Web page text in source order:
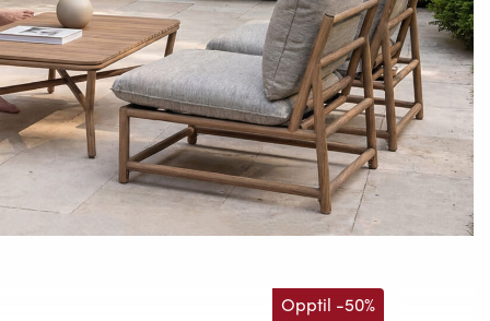
Opptil -50%